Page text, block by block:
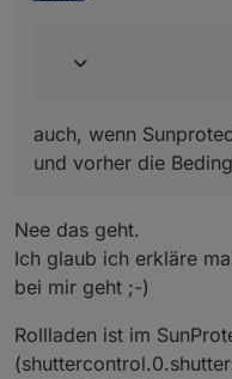
und vorher die
auch, wenn
und vorher die
Nee das geht.
Ich glaub ich erkläre
bei mir geht ;-)
Rollladen ist im